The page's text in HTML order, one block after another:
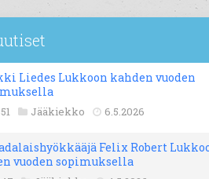
Liedes Lukkoon kahden vuoden
Jääkiekko 6.5.2026
Felix Robert
vuoden sopimuksella